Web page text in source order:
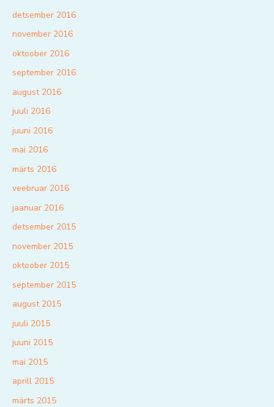
detsember 2016
november 2016
oktoober 2016
september 2016
august 2016
juuli 2016
juuni 2016
mai 2016
märts 2016
veebruar 2016
jaanuar 2016
detsember 2015
november 2015
oktoober 2015
september 2015
august 2015
juuli 2015
juuni 2015
mai 2015
aprill 2015
märts 2015